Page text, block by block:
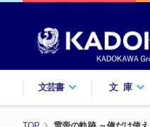
文芸書 文庫